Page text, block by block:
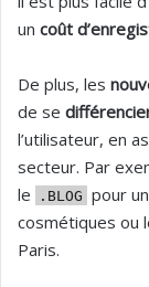
un coût
De plus, les
de se
l’utilisateur, en
secteur. Par
le
.BLOG pour
cosmétiques ou
Paris.